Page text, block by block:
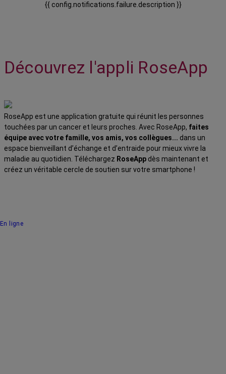
{{ config.notifications.failure.description }}
Découvrez l'appli RoseApp
RoseApp est une application gratuite qui réunit les personnes
touchées par un cancer et leurs proches. Avec RoseApp, faites
équipe avec votre famille, vos amis, vos collègues... dans un
espace bienveillant d’échange et d’entraide pour mieux vivre la
maladie au quotidien. Téléchargez RoseApp dès maintenant et
créez un véritable cercle de soutien sur votre smartphone !
En ligne